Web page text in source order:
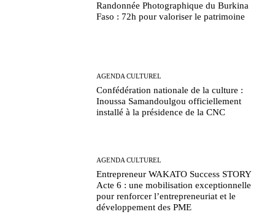
Randonnée Photographique du Burkina
Faso : 72h pour valoriser le patrimoine
AGENDA CULTUREL
Confédération nationale de la culture :
Inoussa Samandoulgou officiellement
installé à la présidence de la CNC
AGENDA CULTUREL
Entrepreneur WAKATO Success STORY
Acte 6 : une mobilisation exceptionnelle
pour renforcer l’entrepreneuriat et le
développement des PME